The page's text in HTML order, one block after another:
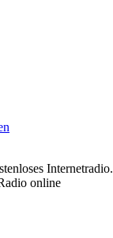
Internetradio.
online